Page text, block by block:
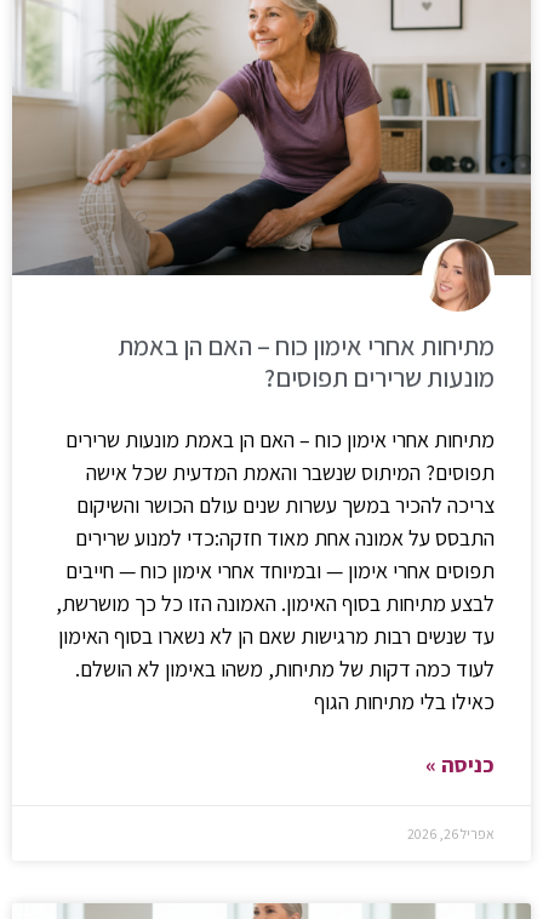
מתיחות אחרי אימון כוח – האם הן באמת
מונעות שרירים תפוסים?
מתיחות אחרי אימון כוח – האם הן באמת מונעות שרירים
תפוסים? המיתוס שנשבר והאמת המדעית שכל אישה
צריכה להכיר במשך עשרות שנים עולם הכושר והשיקום
התבסס על אמונה אחת מאוד חזקה:כדי למנוע שרירים
תפוסים אחרי אימון — ובמיוחד אחרי אימון כוח — חייבים
לבצע מתיחות בסוף האימון. האמונה הזו כל כך מושרשת,
עד שנשים רבות מרגישות שאם הן לא נשארו בסוף האימון
לעוד כמה דקות של מתיחות, משהו באימון לא הושלם.
כאילו בלי מתיחות הגוף
כניסה »
אפריל 26, 2026